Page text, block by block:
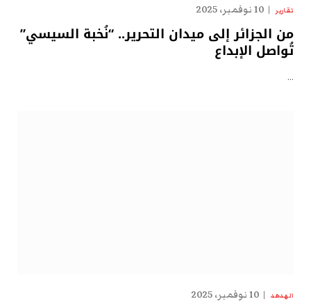
تقارير 10 نوفمبر، 2025
من الجزائر إلى ميدان التحرير.. “نُخبة السيسي”
تُواصل الإبداع
…
الهدهد 10 نوفمبر، 2025